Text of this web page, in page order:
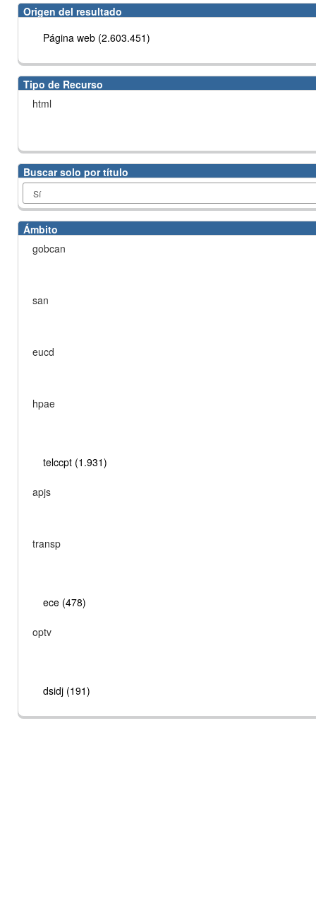
Origen del resultado
Página web (2.603.451)
Tipo de Recurso
html
Buscar solo por título
Ámbito
gobcan
san
eucd
hpae
telccpt (1.931)
apjs
transp
ece (478)
optv
dsidj (191)